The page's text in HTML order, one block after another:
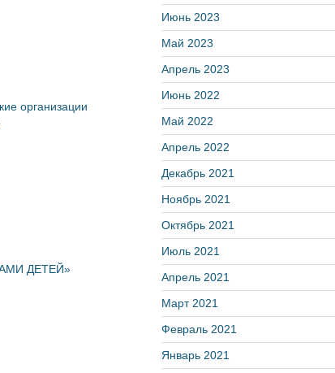
организации
ДЕТЕЙ»
Июнь 2023
Май 2023
Апрель 2023
Июнь 2022
Май 2022
Апрель 2022
Декабрь 2021
Ноябрь 2021
Октябрь 2021
Июль 2021
Апрель 2021
Март 2021
Февраль 2021
Январь 2021